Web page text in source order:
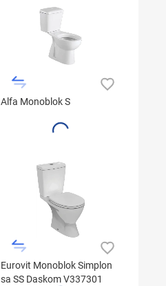
Alfa Monoblok S
Eurovit Monoblok Simplon
sa SS Daskom V337301